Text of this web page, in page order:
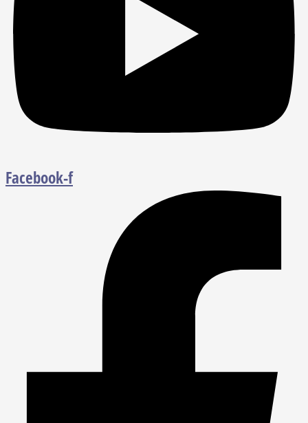
Facebook-f